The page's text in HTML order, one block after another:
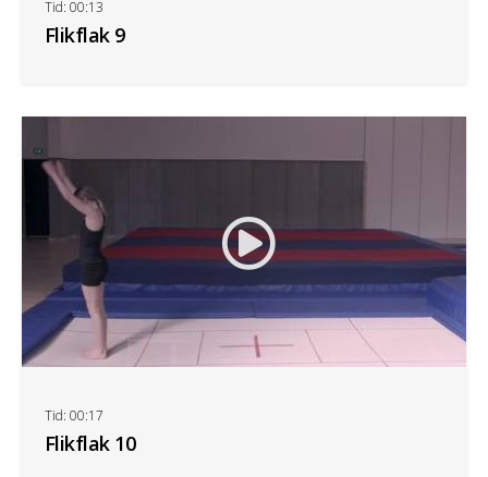
Flikflak 9
Tid: 00:13
Flikflak 10
Tid: 00:17